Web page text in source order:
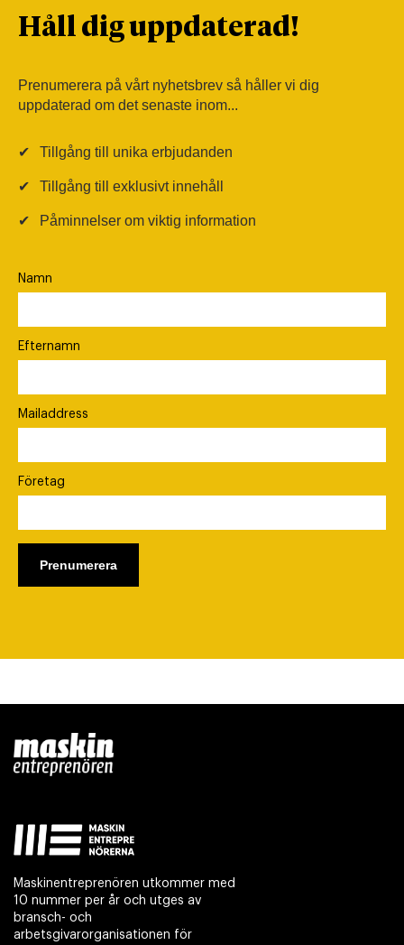
Håll dig uppdaterad!
Prenumerera på vårt nyhetsbrev så håller vi dig
uppdaterad om det senaste inom...
✔ Tillgång till unika erbjudanden
✔ Tillgång till exklusivt innehåll
✔ Påminnelser om viktig information
Namn
Efternamn
Mailaddress
Företag
Maskinentreprenören utkommer med
10 nummer per år och utges av
bransch- och
arbetsgivarorganisationen för